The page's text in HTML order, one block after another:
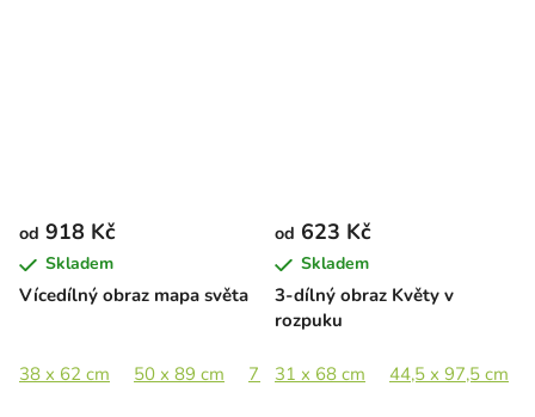
Vícedílný obraz mapa světa
od 918 Kč
Skladem
38 x 62 cm 50 x 89 cm 75 x 133 cm 89 x 158 cm
3-dílný obraz Květy v
rozpuku
od 623 Kč
Skladem
31 x 68 cm 44,5 x 97,5 cm